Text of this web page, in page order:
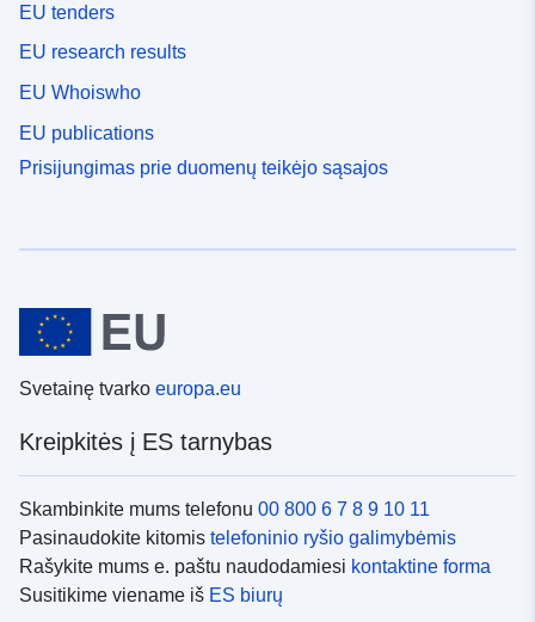
EU tenders
EU research results
EU Whoiswho
EU publications
Prisijungimas prie duomenų teikėjo sąsajos
Svetainę tvarko europa.eu
Kreipkitės į ES tarnybas
Skambinkite mums telefonu 00 800 6 7 8 9 10 11
Pasinaudokite kitomis telefoninio ryšio galimybėmis
Rašykite mums e. paštu naudodamiesi kontaktine forma
Susitikime viename iš ES biurų